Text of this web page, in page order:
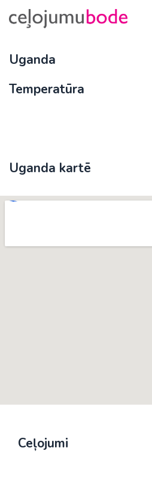
Uganda
Temperatūra
Uganda kartē
Ceļojumi